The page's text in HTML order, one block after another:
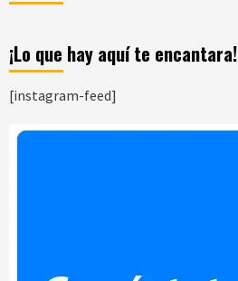
¡Lo que hay aquí te encantara!
[instagram-feed]